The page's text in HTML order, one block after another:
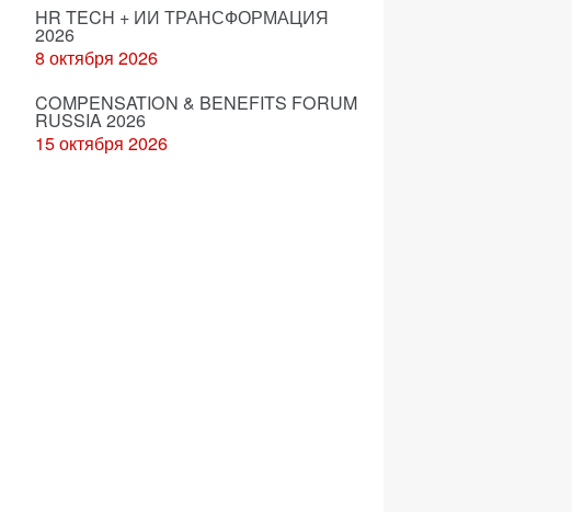
HR TECH + ИИ ТРАНСФОРМАЦИЯ
2026
8 октября 2026
COMPENSATION & BENEFITS FORUM
RUSSIA 2026
15 октября 2026